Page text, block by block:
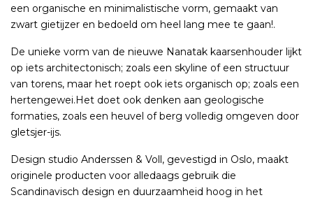
een organische en minimalistische vorm, gemaakt van
zwart gietijzer en bedoeld om heel lang mee te gaan!.
De unieke vorm van de nieuwe Nanatak kaarsenhouder lijkt
op iets architectonisch; zoals een skyline of een structuur
van torens, maar het roept ook iets organisch op; zoals een
hertengewei.Het doet ook denken aan geologische
formaties, zoals een heuvel of berg volledig omgeven door
gletsjer-ijs.
Design studio Anderssen & Voll, gevestigd in Oslo, maakt
originele producten voor alledaags gebruik die
Scandinavisch design en duurzaamheid hoog in het